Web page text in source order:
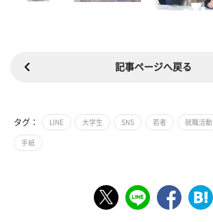
記事ページへ戻る
タグ： LINE 大学生 SNS 若者 就職活動
手紙